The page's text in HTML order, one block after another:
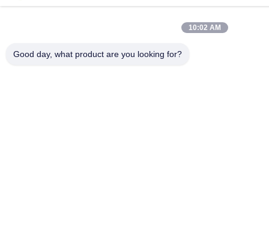
10:02 AM
Good day, what product are you looking for?